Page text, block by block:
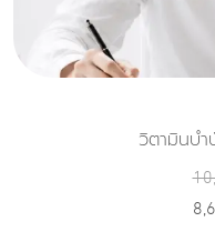
วิตามินบ